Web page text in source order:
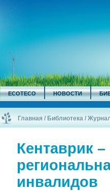
ECOTECO НОВОСТИ
Главная / Библиотека /
Кентаврик
инвалидов